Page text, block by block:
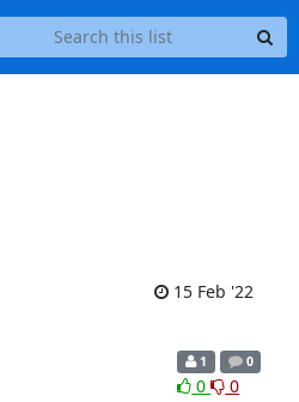
15 Feb '22
1 0
0 0